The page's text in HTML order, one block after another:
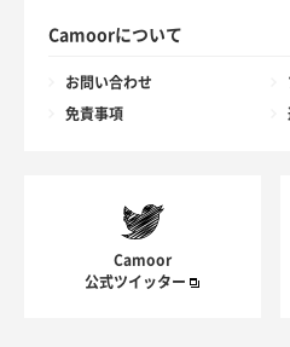
Camoorについて
お問い合わせ
免責事項
Camoor
公式ツイッター